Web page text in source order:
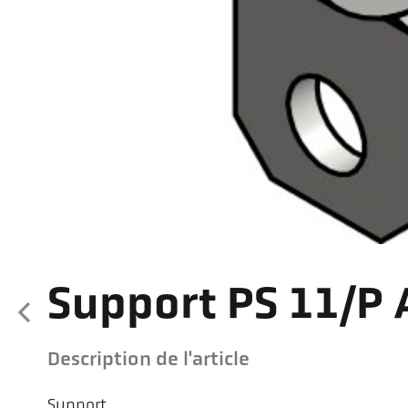
Support PS 11/P
Description de l'article